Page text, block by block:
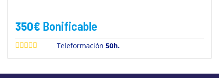
350€ Bonificable
Teleformación50h.